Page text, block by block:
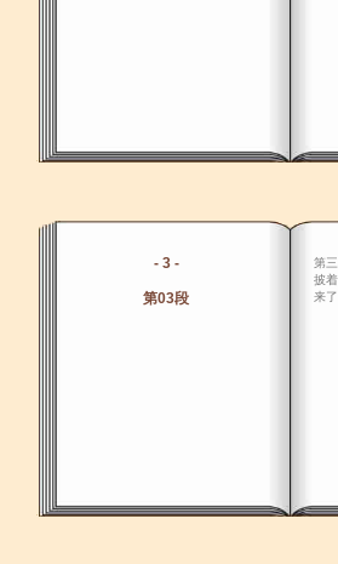
- 3 -
第03段
第
披
来了